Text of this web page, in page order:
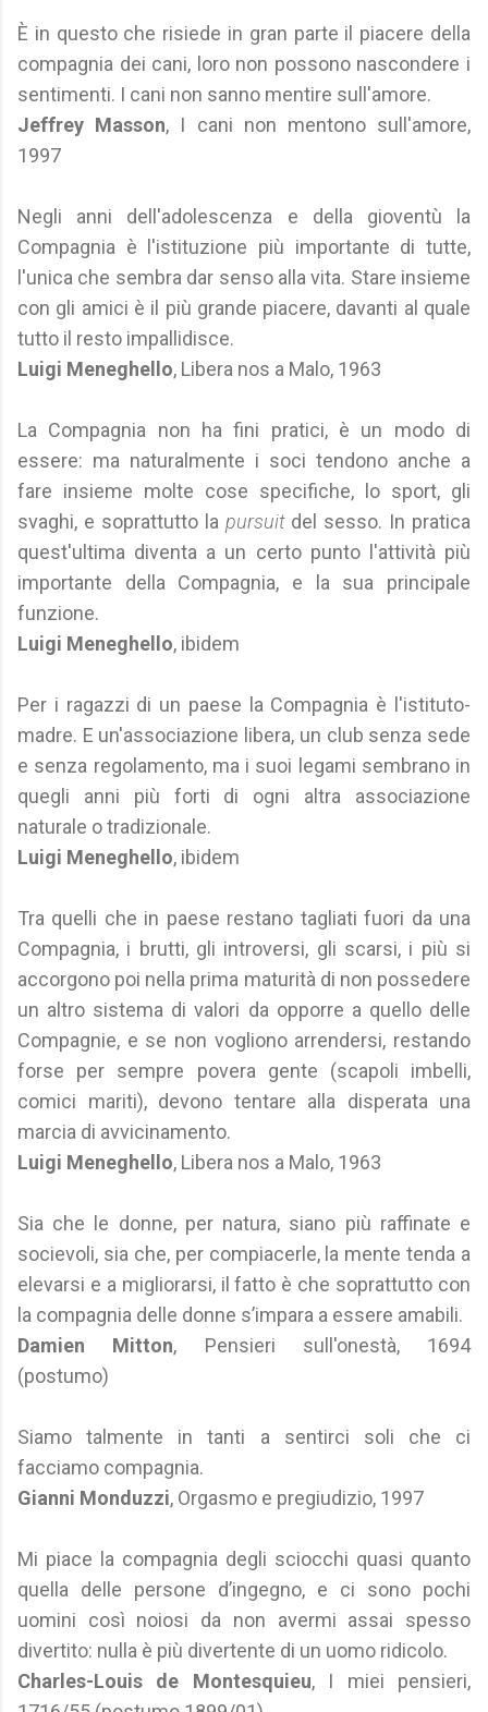
È in questo che risiede in gran parte il piacere della
compagnia dei cani, loro non possono nascondere i
sentimenti. I cani non sanno mentire sull'amore.
Jeffrey Masson, I cani non mentono sull'amore,
1997
Negli anni dell'adolescenza e della gioventù la
Compagnia è l'istituzione più importante di tutte,
l'unica che sembra dar senso alla vita. Stare insieme
con gli amici è il più grande piacere, davanti al quale
tutto il resto impallidisce.
Luigi Meneghello, Libera nos a Malo, 1963
La Compagnia non ha fini pratici, è un modo di
essere: ma naturalmente i soci tendono anche a
fare insieme molte cose specifiche, lo sport, gli
svaghi, e soprattutto la pursuit del sesso. In pratica
quest'ultima diventa a un certo punto l'attività più
importante della Compagnia, e la sua principale
funzione.
Luigi Meneghello, ibidem
Per i ragazzi di un paese la Compagnia è l'istituto-
madre. E un'associazione libera, un club senza sede
e senza regolamento, ma i suoi legami sembrano in
quegli anni più forti di ogni altra associazione
naturale o tradizionale.
Luigi Meneghello, ibidem
Tra quelli che in paese restano tagliati fuori da una
Compagnia, i brutti, gli introversi, gli scarsi, i più si
accorgono poi nella prima maturità di non possedere
un altro sistema di valori da opporre a quello delle
Compagnie, e se non vogliono arrendersi, restando
forse per sempre povera gente (scapoli imbelli,
comici mariti), devono tentare alla disperata una
marcia di avvicinamento.
Luigi Meneghello, Libera nos a Malo, 1963
Sia che le donne, per natura, siano più raffinate e
socievoli, sia che, per compiacerle, la mente tenda a
elevarsi e a migliorarsi, il fatto è che soprattutto con
la compagnia delle donne s’impara a essere amabili.
Damien Mitton, Pensieri sull'onestà, 1694
(postumo)
Siamo talmente in tanti a sentirci soli che ci
facciamo compagnia.
Gianni Monduzzi, Orgasmo e pregiudizio, 1997
Mi piace la compagnia degli sciocchi quasi quanto
quella delle persone d’ingegno, e ci sono pochi
uomini così noiosi da non avermi assai spesso
divertito: nulla è più divertente di un uomo ridicolo.
Charles-Louis de Montesquieu, I miei pensieri,